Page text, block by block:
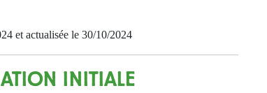
et actualisée le 30/10/2024
INITIALE